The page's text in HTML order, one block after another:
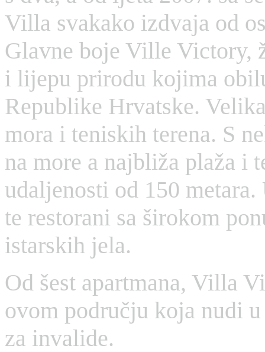
Villa svakako izdvaja od
Glavne boje Ville Victory,
i lijepu prirodu kojima
Republike Hrvatske.
mora i teniskih terena. S
na more a najbliža plaža i
udaljenosti od 150
te restorani sa širokom
istarskih jela.
Od šest apartmana, Villa
ovom području koja nudi
za invalide.